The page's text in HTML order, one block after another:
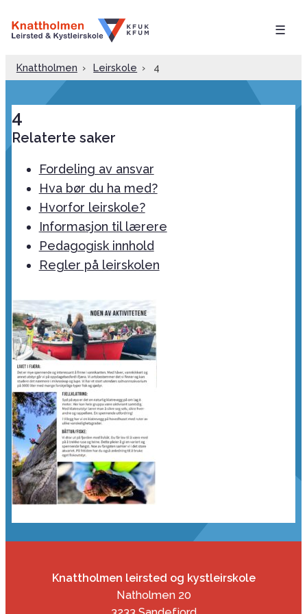
☰
Knattholmen › Leirskole › 4
4
Relaterte saker
Fordeling av ansvar
Hva bør du ha med?
Hvorfor leirskole?
Informasjon til lærere
Pedagogisk innhold
Regler på leirskolen
Knattholmen leirsted og kystleirskole
Natholmen 20